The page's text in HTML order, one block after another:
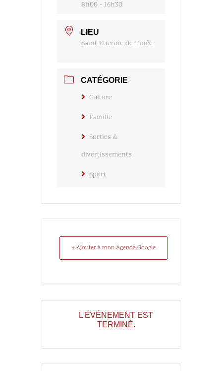
8h00 - 16h30
LIEU
Saint Etienne de Tinée
CATÉGORIE
Culture
Famille
Sorties &
divertissements
Sport
+ Ajouter à mon Agenda Google
L'ÉVÉNEMENT EST
TERMINÉ.